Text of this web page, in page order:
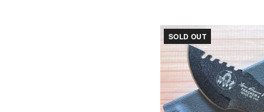
SOLD OUT